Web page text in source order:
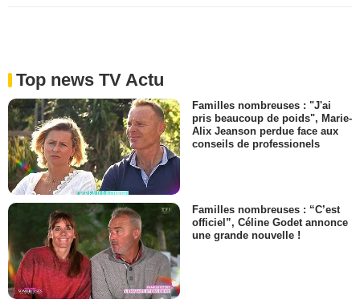
Top news TV Actu
Familles nombreuses : "J'ai
pris beaucoup de poids", Marie-
Alix Jeanson perdue face aux
conseils de professionels
Familles nombreuses : “C’est
officiel”, Céline Godet annonce
une grande nouvelle !